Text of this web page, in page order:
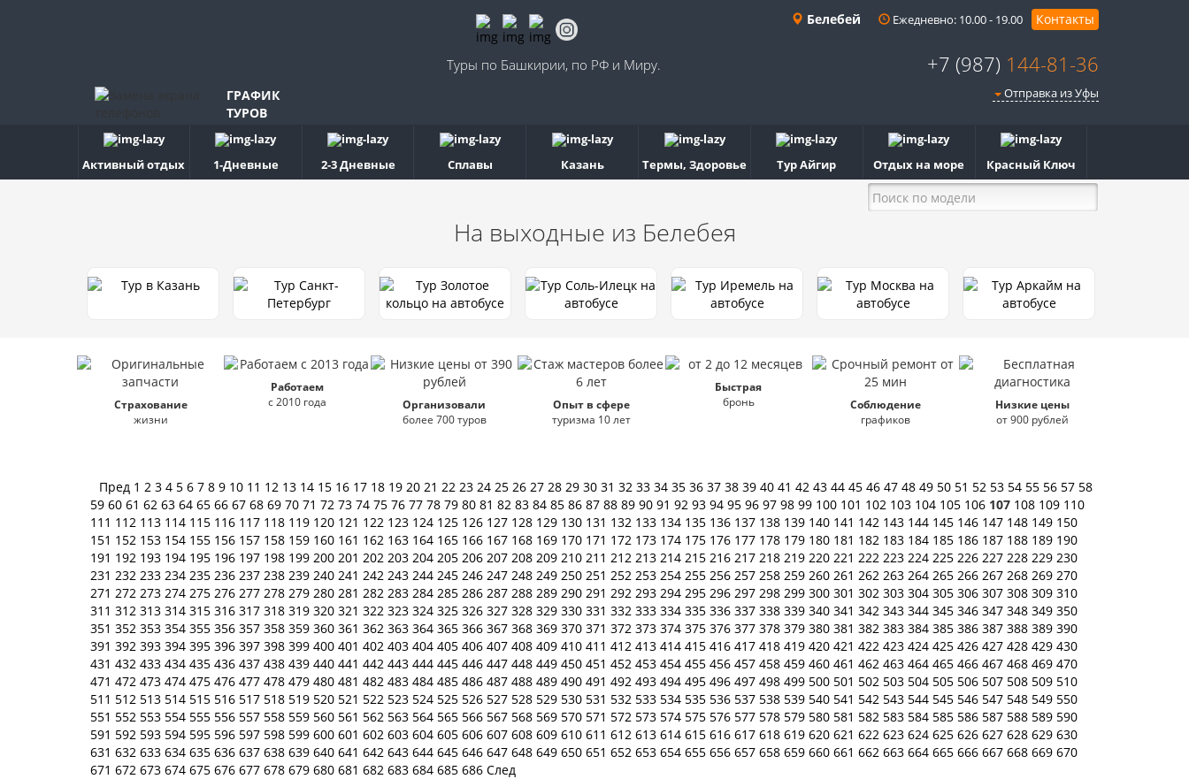
Белебей Ежедневно: 10.00 - 19.00 Контакты
Туры по Башкирии, по РФ и Миру. +7 (987) 144-81-36
ГРАФИК
ТУРОВ
Отправка из Уфы
Активный отдых 1-Дневные 2-3 Дневные Сплавы Казань Термы, Здоровье Тур Айгир Отдых на море Красный Ключ
На выходные из Белебея
Страхование
жизни
Работаем
с 2010 года
Организовали
более 700 туров
Опыт в сфере
туризма 10 лет
Быстрая
бронь
Соблюдение
графиков
Низкие цены
от 900 рублей
Пред 1 2 3 4 5 6 7 8 9 10 11 12 13 14 15 16 17 18 19 20 21 22 23 24 25 26 27 28 29 30 31 32 33 34 35 36 37 38 39 40 41 42 43 44 45 46 47 48 49 50 51 52 53 54 55 56 57 58
59 60 61 62 63 64 65 66 67 68 69 70 71 72 73 74 75 76 77 78 79 80 81 82 83 84 85 86 87 88 89 90 91 92 93 94 95 96 97 98 99 100 101 102 103 104 105 106 107 108 109 110
111 112 113 114 115 116 117 118 119 120 121 122 123 124 125 126 127 128 129 130 131 132 133 134 135 136 137 138 139 140 141 142 143 144 145 146 147 148 149 150
151 152 153 154 155 156 157 158 159 160 161 162 163 164 165 166 167 168 169 170 171 172 173 174 175 176 177 178 179 180 181 182 183 184 185 186 187 188 189 190
191 192 193 194 195 196 197 198 199 200 201 202 203 204 205 206 207 208 209 210 211 212 213 214 215 216 217 218 219 220 221 222 223 224 225 226 227 228 229 230
231 232 233 234 235 236 237 238 239 240 241 242 243 244 245 246 247 248 249 250 251 252 253 254 255 256 257 258 259 260 261 262 263 264 265 266 267 268 269 270
271 272 273 274 275 276 277 278 279 280 281 282 283 284 285 286 287 288 289 290 291 292 293 294 295 296 297 298 299 300 301 302 303 304 305 306 307 308 309 310
311 312 313 314 315 316 317 318 319 320 321 322 323 324 325 326 327 328 329 330 331 332 333 334 335 336 337 338 339 340 341 342 343 344 345 346 347 348 349 350
351 352 353 354 355 356 357 358 359 360 361 362 363 364 365 366 367 368 369 370 371 372 373 374 375 376 377 378 379 380 381 382 383 384 385 386 387 388 389 390
391 392 393 394 395 396 397 398 399 400 401 402 403 404 405 406 407 408 409 410 411 412 413 414 415 416 417 418 419 420 421 422 423 424 425 426 427 428 429 430
431 432 433 434 435 436 437 438 439 440 441 442 443 444 445 446 447 448 449 450 451 452 453 454 455 456 457 458 459 460 461 462 463 464 465 466 467 468 469 470
471 472 473 474 475 476 477 478 479 480 481 482 483 484 485 486 487 488 489 490 491 492 493 494 495 496 497 498 499 500 501 502 503 504 505 506 507 508 509 510
511 512 513 514 515 516 517 518 519 520 521 522 523 524 525 526 527 528 529 530 531 532 533 534 535 536 537 538 539 540 541 542 543 544 545 546 547 548 549 550
551 552 553 554 555 556 557 558 559 560 561 562 563 564 565 566 567 568 569 570 571 572 573 574 575 576 577 578 579 580 581 582 583 584 585 586 587 588 589 590
591 592 593 594 595 596 597 598 599 600 601 602 603 604 605 606 607 608 609 610 611 612 613 614 615 616 617 618 619 620 621 622 623 624 625 626 627 628 629 630
631 632 633 634 635 636 637 638 639 640 641 642 643 644 645 646 647 648 649 650 651 652 653 654 655 656 657 658 659 660 661 662 663 664 665 666 667 668 669 670
671 672 673 674 675 676 677 678 679 680 681 682 683 684 685 686 След